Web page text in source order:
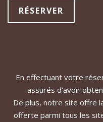
RÉSERVER
En effectuant votre
assurés d’avoir
De plus, notre site offre
offerte parmi tous les